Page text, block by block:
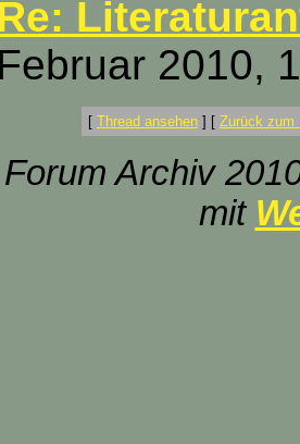
Februar 2010,
[ Thread ansehen ] [ Zurück zum
Archiv
mit